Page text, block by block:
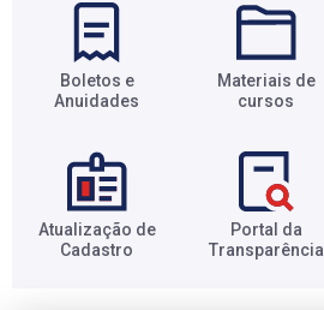
Boletos e
Anuidades​
Materiais de
cursos​
Atualização de
Cadastro​
Portal da
Transparência​